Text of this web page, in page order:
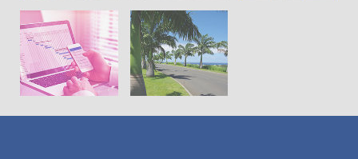
Projets
Cadre de
vie